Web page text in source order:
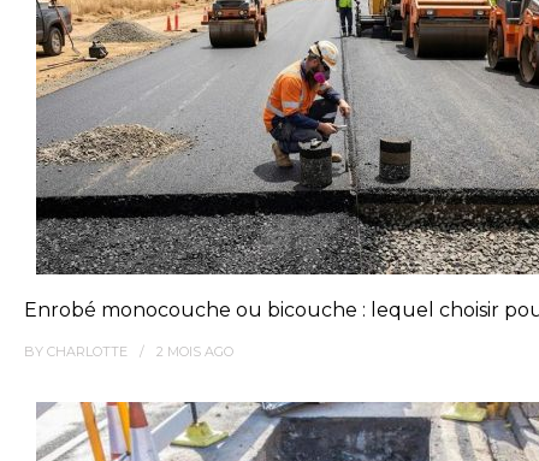
Enrobé monocouche ou bicouche : lequel choisir
BY CHARLOTTE 2 MOIS AGO